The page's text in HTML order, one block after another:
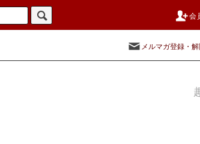
会
メルマガ登録・